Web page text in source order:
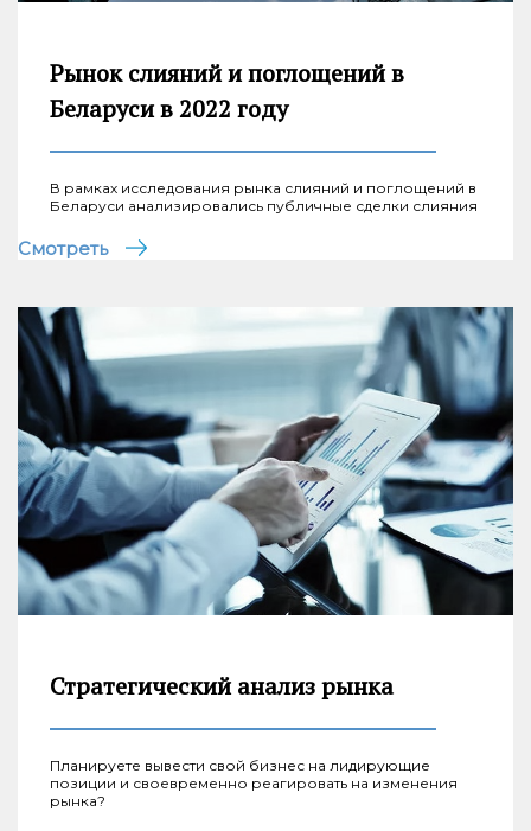
Рынок слияний и поглощений в
Беларуси в 2022 году
В рамках исследования рынка слияний и поглощений в
Беларуси анализировались публичные сделки слияния
Смотреть
Стратегический анализ рынка
Планируете вывести свой бизнес на лидирующие
позиции и своевременно реагировать на изменения
рынка?